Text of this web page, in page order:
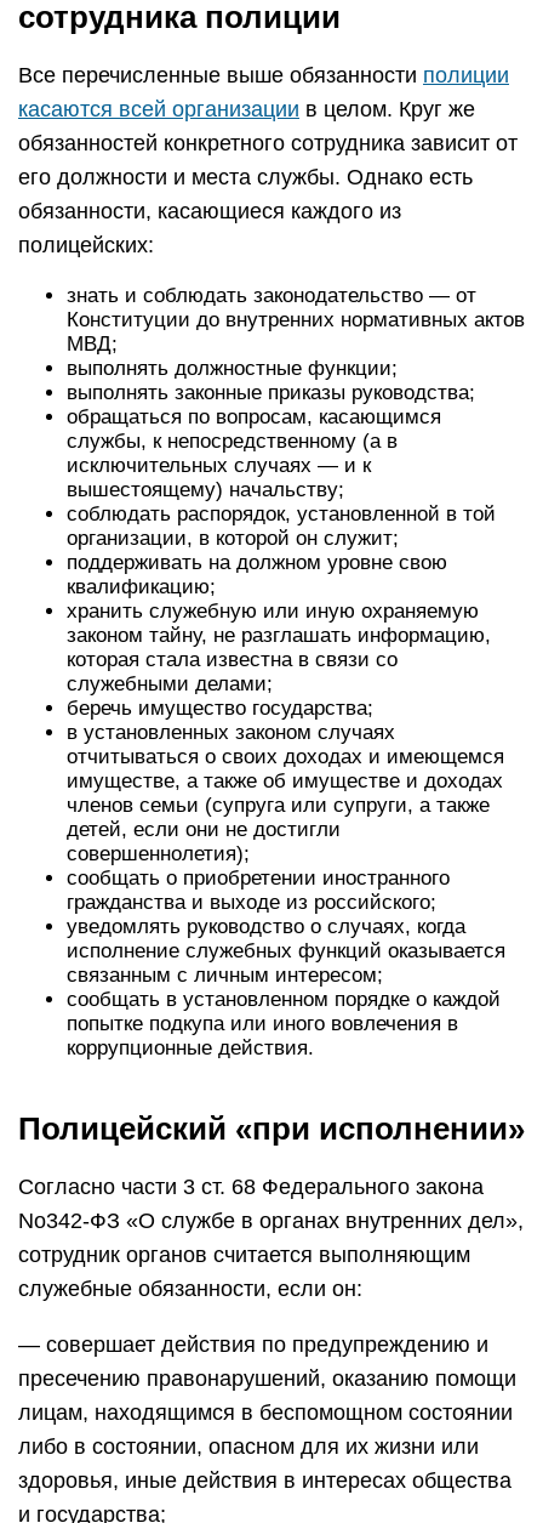
сотрудника полиции
Все перечисленные выше обязанности полиции
касаются всей организации в целом. Круг же
обязанностей конкретного сотрудника зависит от
его должности и места службы. Однако есть
обязанности, касающиеся каждого из
полицейских:
знать и соблюдать законодательство — от
Конституции до внутренних нормативных актов
МВД;
выполнять должностные функции;
выполнять законные приказы руководства;
обращаться по вопросам, касающимся
службы, к непосредственному (а в
исключительных случаях — и к
вышестоящему) начальству;
соблюдать распорядок, установленной в той
организации, в которой он служит;
поддерживать на должном уровне свою
квалификацию;
хранить служебную или иную охраняемую
законом тайну, не разглашать информацию,
которая стала известна в связи со
служебными делами;
беречь имущество государства;
в установленных законом случаях
отчитываться о своих доходах и имеющемся
имуществе, а также об имуществе и доходах
членов семьи (супруга или супруги, а также
детей, если они не достигли
совершеннолетия);
сообщать о приобретении иностранного
гражданства и выходе из российского;
уведомлять руководство о случаях, когда
исполнение служебных функций оказывается
связанным с личным интересом;
сообщать в установленном порядке о каждой
попытке подкупа или иного вовлечения в
коррупционные действия.
Полицейский «при исполнении»
Согласно части 3 ст. 68 Федерального закона
No342-ФЗ «О службе в органах внутренних дел»,
сотрудник органов считается выполняющим
служебные обязанности, если он:
— совершает действия по предупреждению и
пресечению правонарушений, оказанию помощи
лицам, находящимся в беспомощном состоянии
либо в состоянии, опасном для их жизни или
здоровья, иные действия в интересах общества
и государства;